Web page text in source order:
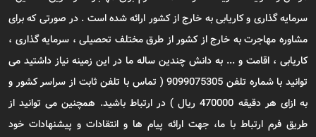
سرمایه گذاری و کاریابی به خارج از کشور ارائه شده است . در صورتی که برای
مشاوره مهاجرت به خارج از کشور از طرق مختلف تحصیلی ، سرمایه گذاری ،
کاریابی ، اقامت و ... به دانش چندین ساله ما در این زمینه نیاز داشتید می
توانید با شماره تلفن 9099075305 ( تماس با تلفن ثابت از سراسر کشور و
به ازای هر دقیقه 470000 ریال ) در ارتباط باشید. همچنین می توانید از
طریق فرم ارتباط با ما، جهت ارائه پیام ها و انتقادات و پیشنهادات خود